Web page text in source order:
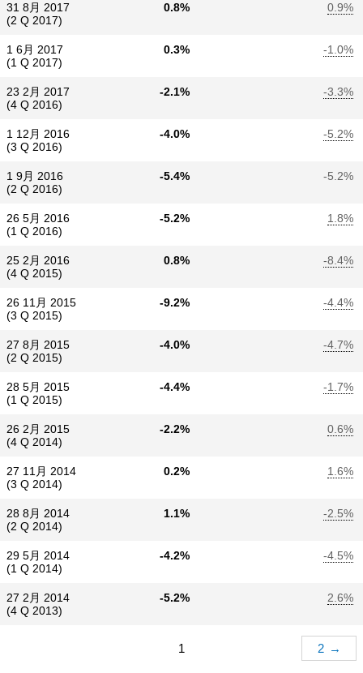
31 8月 2017
(2 Q 2017)
0.8% 0.9%
1 6月 2017
(1 Q 2017)
0.3% -1.0%
23 2月 2017
(4 Q 2016)
-2.1% -3.3%
1 12月 2016
(3 Q 2016)
-4.0% -5.2%
1 9月 2016
(2 Q 2016)
-5.4% -5.2%
26 5月 2016
(1 Q 2016)
-5.2% 1.8%
25 2月 2016
(4 Q 2015)
0.8% -8.4%
26 11月 2015
(3 Q 2015)
-9.2% -4.4%
27 8月 2015
(2 Q 2015)
-4.0% -4.7%
28 5月 2015
(1 Q 2015)
-4.4% -1.7%
26 2月 2015
(4 Q 2014)
-2.2% 0.6%
27 11月 2014
(3 Q 2014)
0.2% 1.6%
28 8月 2014
(2 Q 2014)
1.1% -2.5%
29 5月 2014
(1 Q 2014)
-4.2% -4.5%
27 2月 2014
(4 Q 2013)
-5.2% 2.6%
1 2 →